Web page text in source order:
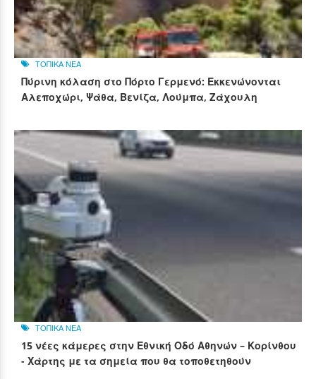
ΤΟΠΙΚΑ ΝΕΑ
Πύρινη κόλαση στο Πόρτο Γερμενό: Εκκενώνονται
Αλεποχώρι, Ψάθα, Βενίζα, Λούμπα, Ζάχουλη
ΤΟΠΙΚΑ ΝΕΑ
15 νέες κάμερες στην Εθνική Οδό Αθηνών – Κορίνθου
- Χάρτης με τα σημεία που θα τοποθετηθούν